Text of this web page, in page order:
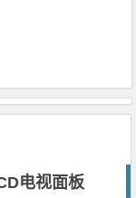
电视面板